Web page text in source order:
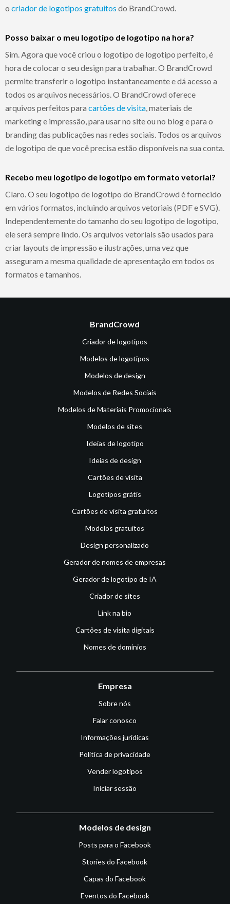
o criador de logotipos gratuitos do BrandCrowd.
Posso baixar o meu logotipo de logotipo na hora?
Sim. Agora que você criou o logotipo de logotipo perfeito, é
hora de colocar o seu design para trabalhar. O BrandCrowd
permite transferir o logotipo instantaneamente e dá acesso a
todos os arquivos necessários. O BrandCrowd oferece
arquivos perfeitos para cartões de visita , materiais de
marketing e impressão, para usar no site ou no blog e para o
branding das publicações nas redes sociais. Todos os arquivos
de logotipo de que você precisa estão disponíveis na sua conta.
Recebo meu logotipo de logotipo em formato vetorial?
Claro. O seu logotipo de logotipo do BrandCrowd é fornecido
em vários formatos, incluindo arquivos vetoriais (PDF e SVG).
Independentemente do tamanho do seu logotipo de logotipo,
ele será sempre lindo. Os arquivos vetoriais são usados para
criar layouts de impressão e ilustrações, uma vez que
asseguram a mesma qualidade de apresentação em todos os
formatos e tamanhos.
BrandCrowd
Criador de logotipos
Modelos de logotipos
Modelos de design
Modelos de Redes Sociais
Modelos de Materiais Promocionais
Modelos de sites
Ideias de logotipo
Ideias de design
Cartões de visita
Logotipos grátis
Cartões de visita gratuitos
Modelos gratuitos
Design personalizado
Gerador de nomes de empresas
Gerador de logotipo de IA
Criador de sites
Link na bio
Cartões de visita digitais
Nomes de domínios
Empresa
Sobre nós
Falar conosco
Informações jurídicas
Política de privacidade
Vender logotipos
Iniciar sessão
Modelos de design
Posts para o Facebook
Stories do Facebook
Capas do Facebook
Eventos do Facebook